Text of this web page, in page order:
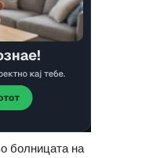
болницата на